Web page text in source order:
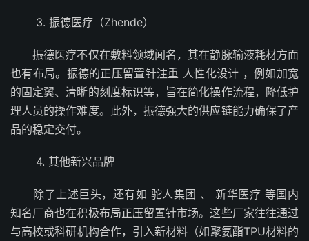
3. 振德医疗（Zhende）
振德医疗不仅在敷料领域闻名，其在静脉输液耗材方面
也有布局。振德的正压留置针注重 人性化设计 ，例如加宽
的固定翼、清晰的刻度标识等，旨在简化操作流程，降低护
理人员的操作难度。此外，振德强大的供应链能力确保了产
品的稳定交付。
4. 其他新兴品牌
除了上述巨头，还有如 驼人集团 、 新华医疗 等国内
知名厂商也在积极布局正压留置针市场。这些厂家往往通过
与高校或科研机构合作，引入新材料（如聚氨酯TPU材料的